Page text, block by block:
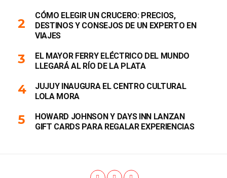
CÓMO ELEGIR UN CRUCERO: PRECIOS,
DESTINOS Y CONSEJOS DE UN EXPERTO EN
VIAJES
EL MAYOR FERRY ELÉCTRICO DEL MUNDO
LLEGARÁ AL RÍO DE LA PLATA
JUJUY INAUGURA EL CENTRO CULTURAL
LOLA MORA
HOWARD JOHNSON Y DAYS INN LANZAN
GIFT CARDS PARA REGALAR EXPERIENCIAS